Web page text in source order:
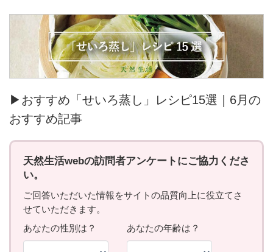
▶おすすめ「せいろ蒸し」レシピ15選｜6月の
おすすめ記事